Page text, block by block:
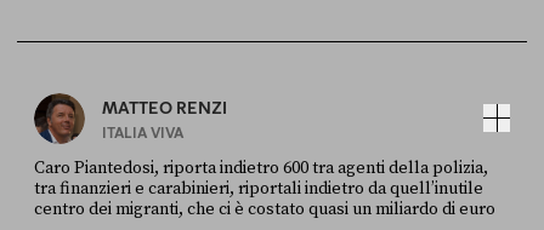
MATTEO RENZI
ITALIA VIVA
Caro Piantedosi, riporta indietro 600 tra agenti della polizia,
tra finanzieri e carabinieri, riportali indietro da quell’inutile
centro dei migranti, che ci è costato quasi un miliardo di euro